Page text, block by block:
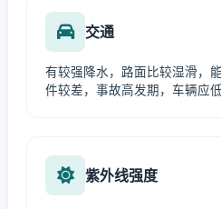
交通
有较强降水，路面比较湿滑，
件较差，事故高发期，车辆应低
紫外线强度